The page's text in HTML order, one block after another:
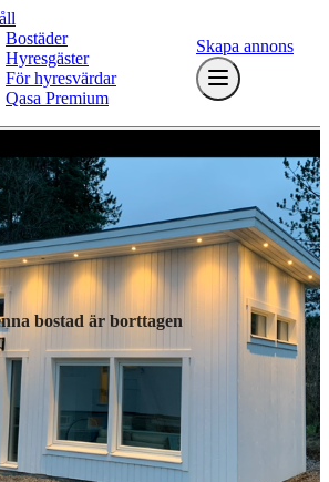
Bostäder
Hyresgäster
För hyresvärdar
Qasa Premium
Skapa annons
bostad är borttagen